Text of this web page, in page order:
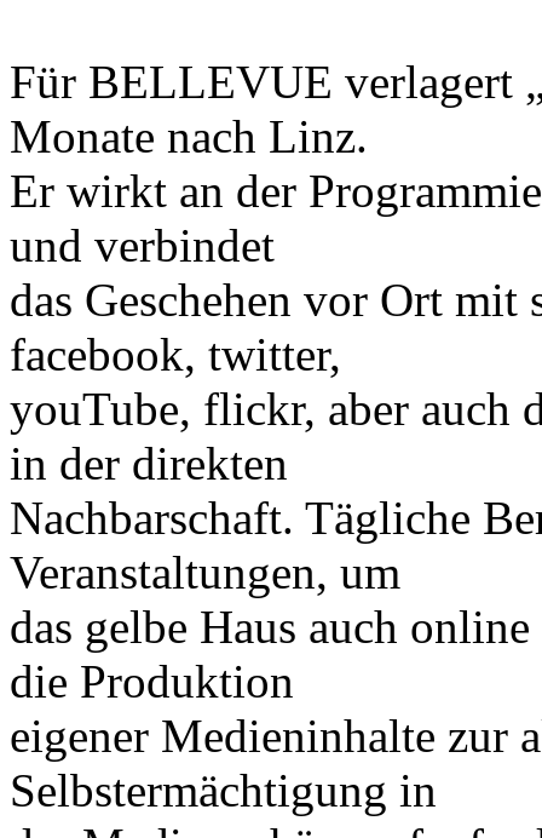
Für BELLEVUE verlagert
Monate nach Linz.
Er wirkt an der
und verbindet
das Geschehen vor Ort
facebook, twitter,
youTube, flickr, aber auch
in der direkten
Nachbarschaft. Tägliche
Veranstaltungen, um
das gelbe Haus auch
die Produktion
eigener Medieninhalte zur
Selbstermächtigung in